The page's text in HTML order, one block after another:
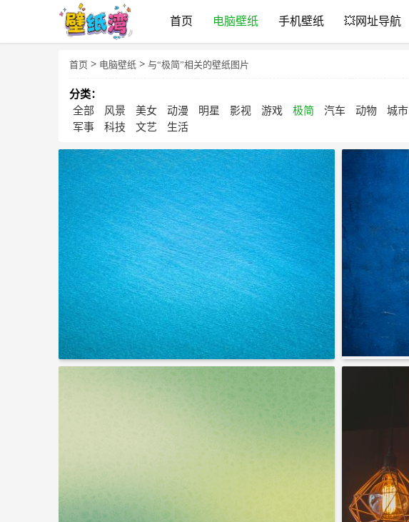
首页 电脑壁纸 手机壁纸 💥网址导航
首页 > 电脑壁纸 > 与“极简”相关的壁纸图片
分类：
全部
风景 美女 动漫 明星 影视 游戏 极简 汽车 动物 城市
军事
科技 文艺 生活